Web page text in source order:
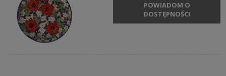
POWIADOM O
DOSTĘPNOŚCI